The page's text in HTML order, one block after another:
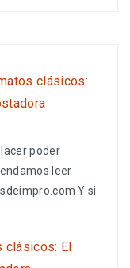
clásicos:
poder
leer
Y si
clásicos: El